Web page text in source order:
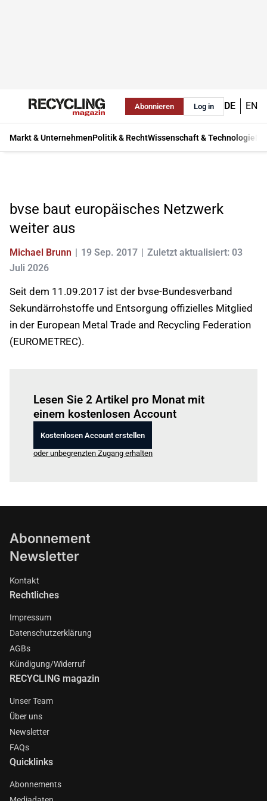
Abonnieren Log in DE EN
Markt & UnternehmenPolitik & RechtWissenschaft & Technologie
bvse baut europäisches Netzwerk
weiter aus
Michael Brunn 19 Sep. 2017
Zuletzt aktualisiert: 03
Juli 2026
Seit dem 11.09.2017 ist der bvse-Bundesverband
Sekundärrohstoffe und Entsorgung offizielles Mitglied
in der European Metal Trade and Recycling Federation
(EUROMETREC).
Lesen Sie 2 Artikel pro Monat mit
einem kostenlosen Account
Kostenlosen Account erstellen
oder unbegrenzten Zugang erhalten
Abonnement
Newsletter
Kontakt
Rechtliches
Impressum
Datenschutzerklärung
AGBs
Kündigung/Widerruf
RECYCLING magazin
Unser Team
Über uns
Newsletter
FAQs
Quicklinks
Abonnements